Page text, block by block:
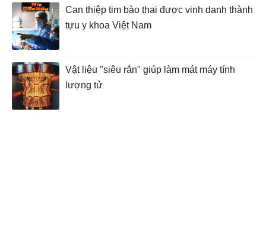
Can thiệp tim bào thai được vinh danh thành
tựu y khoa Việt Nam
Vật liệu "siêu rắn" giúp làm mát máy tính
lượng tử